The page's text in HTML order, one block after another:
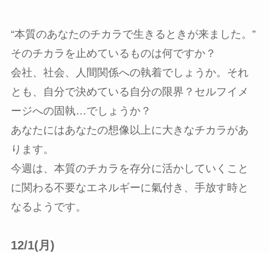
“本質のあなたのチカラで生きるときが来ました。”
そのチカラを止めているものは何ですか？
会社、社会、人間関係への執着でしょうか。それ
とも、自分で決めている自分の限界？セルフイメ
ージへの固執…でしょうか？
あなたにはあなたの想像以上に大きなチカラがあ
ります。
今週は、本質のチカラを存分に活かしていくこと
に関わる不要なエネルギーに氣付き、手放す時と
なるようです。
12/1(月)